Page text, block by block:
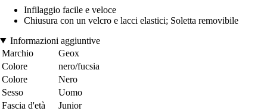
Infilaggio facile e veloce
Chiusura con un velcro e lacci elastici; Soletta removibile
Informazioni aggiuntive
Marchio
Geox
Colore
nero/fucsia
Colore
Nero
Sesso
Uomo
Fascia d'età
Junior